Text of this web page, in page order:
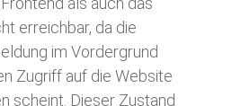
erreichbar, da die
im Vordergrund
Zugriff auf die Website
scheint. Dieser Zustand